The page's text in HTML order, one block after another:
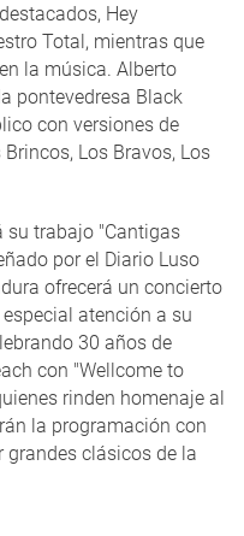
Hey
Total, mientras que
la música. Alberto
pontevedresa Black
con versiones de
Los Bravos, Los
su trabajo "Cantigas
por el Diario Luso
ofrecerá un concierto
atención a su
30 años de
con "Wellcome to
rinden homenaje al
la programación con
grandes clásicos de la